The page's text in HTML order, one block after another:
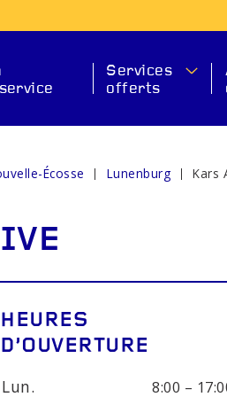
Services
offerts
Écosse Lunenburg Kars
HEURES
D’OUVERTURE
Lun. 8:00 –